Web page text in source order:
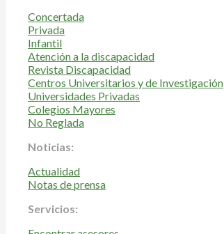
Concertada
Privada
Infantil
Atención a la discapacidad
Revista Discapacidad
Centros Universitarios y de Investigación
Universidades Privadas
Colegios Mayores
No Reglada
Noticias:
Actualidad
Notas de prensa
Servicios: